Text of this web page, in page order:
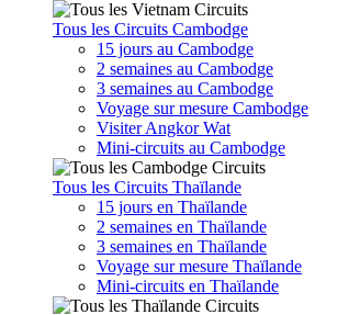
Tous les Circuits Cambodge
15 jours au Cambodge
2 semaines au Cambodge
3 semaines au Cambodge
Voyage sur mesure Cambodge
Visiter Angkor Wat
Mini-circuits au Cambodge
Tous les Circuits Thaïlande
15 jours en Thaïlande
2 semaines en Thaïlande
3 semaines en Thaïlande
Voyage sur mesure Thaïlande
Mini-circuits en Thaïlande